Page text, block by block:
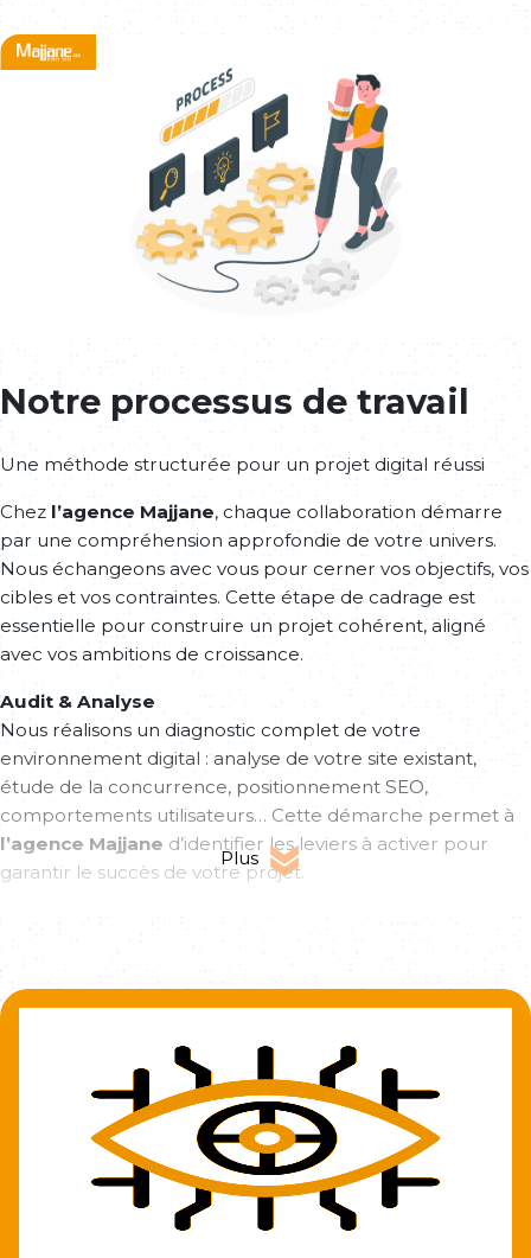
Notre processus de travail
Une méthode structurée pour un projet digital réussi
Chez l’agence Majjane, chaque collaboration démarre
par une compréhension approfondie de votre univers.
Nous échangeons avec vous pour cerner vos objectifs, vos
cibles et vos contraintes. Cette étape de cadrage est
essentielle pour construire un projet cohérent, aligné
avec vos ambitions de croissance.
Audit & Analyse
Nous réalisons un diagnostic complet de votre
environnement digital : analyse de votre site existant,
étude de la concurrence, positionnement SEO,
comportements utilisateurs… Cette démarche permet à
l’agence Majjane d’identifier les leviers à activer pour
garantir le succès de votre projet.
engageantes. Grâce à une architecture claire, une
navigation fluide et un design responsive,l’agence
optimisée sur tous les supports.
Développement technique
Notre équipe technique mobilise les technologies les plus
adaptées à votre projet : front-end, back-end, CMS ou
développement sur-mesure.L’agence Majjane
une attention particulière à la performance, la sécurité et
Plus